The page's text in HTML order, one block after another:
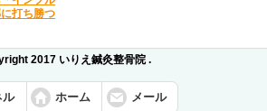
打ち勝つ
2017 いりえ鍼灸整骨院 .
ル ホーム メール